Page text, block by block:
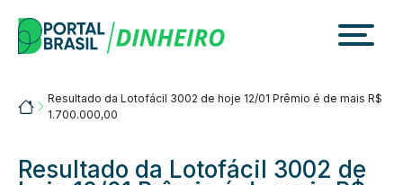
content
Portalbrasil
Resultado da Lotofácil 3002 de hoje 12/01 Prêmio é de mais R$
1.700.000,00
Resultado da Lotofácil 3002 de